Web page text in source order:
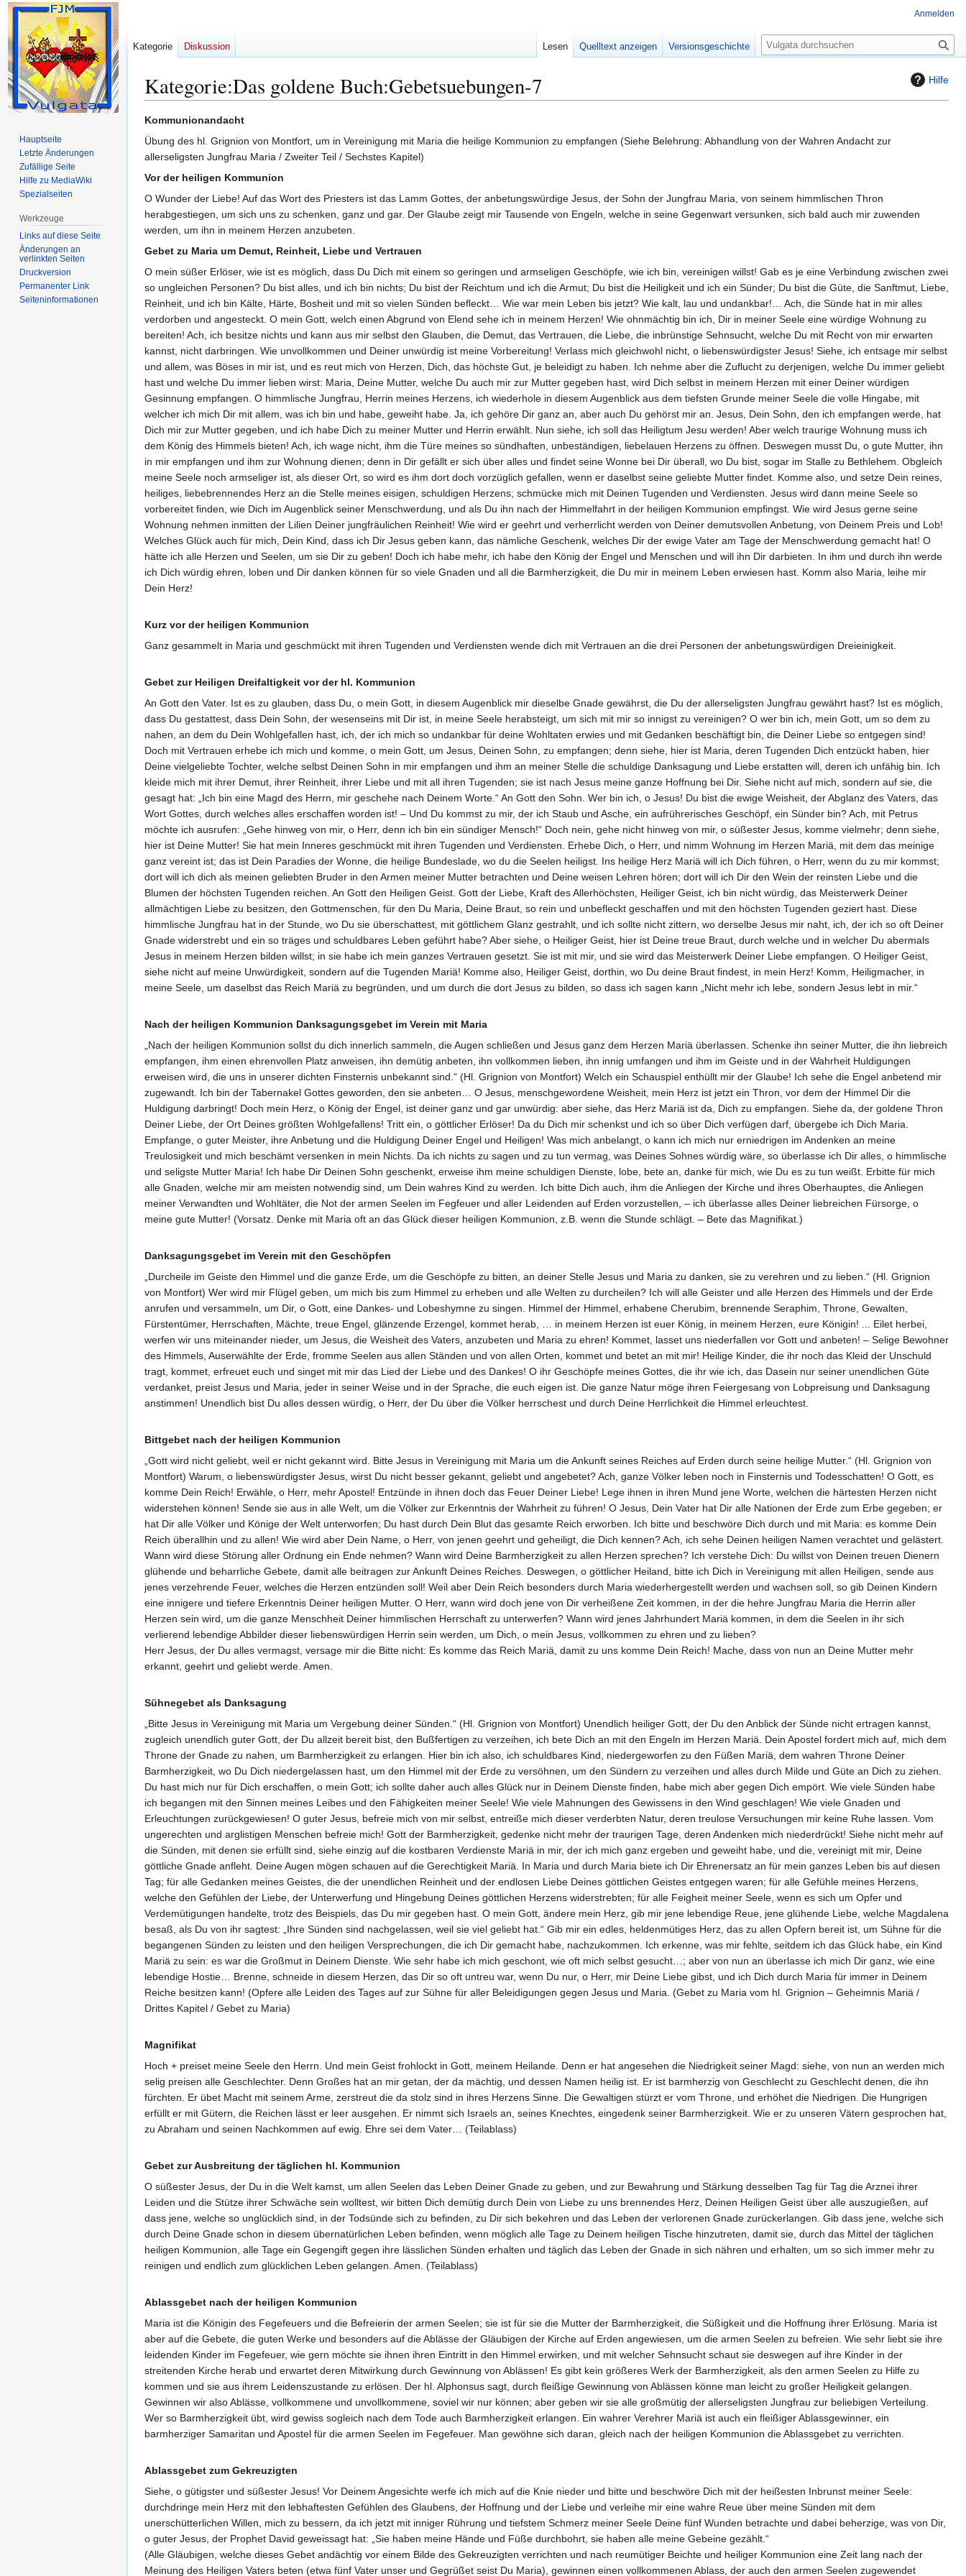
Hilfe
Kategorie:Das goldene Buch:Gebetsuebungen-7
Zur
Navigation
springen
Zur
Suche
springen
Kommunionandacht
Übung des hl. Grignion von Montfort, um in Vereinigung mit Maria die heilige Kommunion zu empfangen (Siehe Belehrung: Abhandlung von der Wahren Andacht zur
allerseligsten Jungfrau Maria / Zweiter Teil / Sechstes Kapitel)
Vor der heiligen Kommunion
O Wunder der Liebe! Auf das Wort des Priesters ist das Lamm Gottes, der anbetungswürdige Jesus, der Sohn der Jungfrau Maria, von seinem himmlischen Thron
herabgestiegen, um sich uns zu schenken, ganz und gar. Der Glaube zeigt mir Tausende von Engeln, welche in seine Gegenwart versunken, sich bald auch mir zuwenden
werden, um ihn in meinem Herzen anzubeten.
Gebet zu Maria um Demut, Reinheit, Liebe und Vertrauen
O mein süßer Erlöser, wie ist es möglich, dass Du Dich mit einem so geringen und armseligen Geschöpfe, wie ich bin, vereinigen willst! Gab es je eine Verbindung zwischen zwei
so ungleichen Personen? Du bist alles, und ich bin nichts; Du bist der Reichtum und ich die Armut; Du bist die Heiligkeit und ich ein Sünder; Du bist die Güte, die Sanftmut, Liebe,
Reinheit, und ich bin Kälte, Härte, Bosheit und mit so vielen Sünden befleckt… Wie war mein Leben bis jetzt? Wie kalt, lau und undankbar!… Ach, die Sünde hat in mir alles
verdorben und angesteckt. O mein Gott, welch einen Abgrund von Elend sehe ich in meinem Herzen! Wie ohnmächtig bin ich, Dir in meiner Seele eine würdige Wohnung zu
bereiten! Ach, ich besitze nichts und kann aus mir selbst den Glauben, die Demut, das Vertrauen, die Liebe, die inbrünstige Sehnsucht, welche Du mit Recht von mir erwarten
kannst, nicht darbringen. Wie unvollkommen und Deiner unwürdig ist meine Vorbereitung! Verlass mich gleichwohl nicht, o liebenswürdigster Jesus! Siehe, ich entsage mir selbst
und allem, was Böses in mir ist, und es reut mich von Herzen, Dich, das höchste Gut, je beleidigt zu haben. Ich nehme aber die Zuflucht zu derjenigen, welche Du immer geliebt
hast und welche Du immer lieben wirst: Maria, Deine Mutter, welche Du auch mir zur Mutter gegeben hast, wird Dich selbst in meinem Herzen mit einer Deiner würdigen
Gesinnung empfangen. O himmlische Jungfrau, Herrin meines Herzens, ich wiederhole in diesem Augenblick aus dem tiefsten Grunde meiner Seele die volle Hingabe, mit
welcher ich mich Dir mit allem, was ich bin und habe, geweiht habe. Ja, ich gehöre Dir ganz an, aber auch Du gehörst mir an. Jesus, Dein Sohn, den ich empfangen werde, hat
Dich mir zur Mutter gegeben, und ich habe Dich zu meiner Mutter und Herrin erwählt. Nun siehe, ich soll das Heiligtum Jesu werden! Aber welch traurige Wohnung muss ich
dem König des Himmels bieten! Ach, ich wage nicht, ihm die Türe meines so sündhaften, unbeständigen, liebelauen Herzens zu öffnen. Deswegen musst Du, o gute Mutter, ihn
in mir empfangen und ihm zur Wohnung dienen; denn in Dir gefällt er sich über alles und findet seine Wonne bei Dir überall, wo Du bist, sogar im Stalle zu Bethlehem. Obgleich
meine Seele noch armseliger ist, als dieser Ort, so wird es ihm dort doch vorzüglich gefallen, wenn er daselbst seine geliebte Mutter findet. Komme also, und setze Dein reines,
heiliges, liebebrennendes Herz an die Stelle meines eisigen, schuldigen Herzens; schmücke mich mit Deinen Tugenden und Verdiensten. Jesus wird dann meine Seele so
vorbereitet finden, wie Dich im Augenblick seiner Menschwerdung, und als Du ihn nach der Himmelfahrt in der heiligen Kommunion empfingst. Wie wird Jesus gerne seine
Wohnung nehmen inmitten der Lilien Deiner jungfräulichen Reinheit! Wie wird er geehrt und verherrlicht werden von Deiner demutsvollen Anbetung, von Deinem Preis und Lob!
Welches Glück auch für mich, Dein Kind, dass ich Dir Jesus geben kann, das nämliche Geschenk, welches Dir der ewige Vater am Tage der Menschwerdung gemacht hat! O
hätte ich alle Herzen und Seelen, um sie Dir zu geben! Doch ich habe mehr, ich habe den König der Engel und Menschen und will ihn Dir darbieten. In ihm und durch ihn werde
ich Dich würdig ehren, loben und Dir danken können für so viele Gnaden und all die Barmherzigkeit, die Du mir in meinem Leben erwiesen hast. Komm also Maria, leihe mir
Dein Herz!
Kurz vor der heiligen Kommunion
Ganz gesammelt in Maria und geschmückt mit ihren Tugenden und Verdiensten wende dich mit Vertrauen an die drei Personen der anbetungswürdigen Dreieinigkeit.
Gebet zur Heiligen Dreifaltigkeit vor der hl. Kommunion
An Gott den Vater. Ist es zu glauben, dass Du, o mein Gott, in diesem Augenblick mir dieselbe Gnade gewährst, die Du der allerseligsten Jungfrau gewährt hast? Ist es möglich,
dass Du gestattest, dass Dein Sohn, der wesenseins mit Dir ist, in meine Seele herabsteigt, um sich mit mir so innigst zu vereinigen? O wer bin ich, mein Gott, um so dem zu
nahen, an dem du Dein Wohlgefallen hast, ich, der ich mich so undankbar für deine Wohltaten erwies und mit Gedanken beschäftigt bin, die Deiner Liebe so entgegen sind!
Doch mit Vertrauen erhebe ich mich und komme, o mein Gott, um Jesus, Deinen Sohn, zu empfangen; denn siehe, hier ist Maria, deren Tugenden Dich entzückt haben, hier
Deine vielgeliebte Tochter, welche selbst Deinen Sohn in mir empfangen und ihm an meiner Stelle die schuldige Danksagung und Liebe erstatten will, deren ich unfähig bin. Ich
kleide mich mit ihrer Demut, ihrer Reinheit, ihrer Liebe und mit all ihren Tugenden; sie ist nach Jesus meine ganze Hoffnung bei Dir. Siehe nicht auf mich, sondern auf sie, die
gesagt hat: „Ich bin eine Magd des Herrn, mir geschehe nach Deinem Worte.“ An Gott den Sohn. Wer bin ich, o Jesus! Du bist die ewige Weisheit, der Abglanz des Vaters, das
Wort Gottes, durch welches alles erschaffen worden ist! – Und Du kommst zu mir, der ich Staub und Asche, ein aufrührerisches Geschöpf, ein Sünder bin? Ach, mit Petrus
möchte ich ausrufen: „Gehe hinweg von mir, o Herr, denn ich bin ein sündiger Mensch!“ Doch nein, gehe nicht hinweg von mir, o süßester Jesus, komme vielmehr; denn siehe,
hier ist Deine Mutter! Sie hat mein Inneres geschmückt mit ihren Tugenden und Verdiensten. Erhebe Dich, o Herr, und nimm Wohnung im Herzen Mariä, mit dem das meinige
ganz vereint ist; das ist Dein Paradies der Wonne, die heilige Bundeslade, wo du die Seelen heiligst. Ins heilige Herz Mariä will ich Dich führen, o Herr, wenn du zu mir kommst;
dort will ich dich als meinen geliebten Bruder in den Armen meiner Mutter betrachten und Deine weisen Lehren hören; dort will ich Dir den Wein der reinsten Liebe und die
Blumen der höchsten Tugenden reichen. An Gott den Heiligen Geist. Gott der Liebe, Kraft des Allerhöchsten, Heiliger Geist, ich bin nicht würdig, das Meisterwerk Deiner
allmächtigen Liebe zu besitzen, den Gottmenschen, für den Du Maria, Deine Braut, so rein und unbefleckt geschaffen und mit den höchsten Tugenden geziert hast. Diese
himmlische Jungfrau hat in der Stunde, wo Du sie überschattest, mit göttlichem Glanz gestrahlt, und ich sollte nicht zittern, wo derselbe Jesus mir naht, ich, der ich so oft Deiner
Gnade widerstrebt und ein so träges und schuldbares Leben geführt habe? Aber siehe, o Heiliger Geist, hier ist Deine treue Braut, durch welche und in welcher Du abermals
Jesus in meinem Herzen bilden willst; in sie habe ich mein ganzes Vertrauen gesetzt. Sie ist mit mir, und sie wird das Meisterwerk Deiner Liebe empfangen. O Heiliger Geist,
siehe nicht auf meine Unwürdigkeit, sondern auf die Tugenden Mariä! Komme also, Heiliger Geist, dorthin, wo Du deine Braut findest, in mein Herz! Komm, Heiligmacher, in
meine Seele, um daselbst das Reich Mariä zu begründen, und um durch die dort Jesus zu bilden, so dass ich sagen kann „Nicht mehr ich lebe, sondern Jesus lebt in mir.“
Nach der heiligen Kommunion Danksagungsgebet im Verein mit Maria
„Nach der heiligen Kommunion sollst du dich innerlich sammeln, die Augen schließen und Jesus ganz dem Herzen Mariä überlassen. Schenke ihn seiner Mutter, die ihn liebreich
empfangen, ihm einen ehrenvollen Platz anweisen, ihn demütig anbeten, ihn vollkommen lieben, ihn innig umfangen und ihm im Geiste und in der Wahrheit Huldigungen
erweisen wird, die uns in unserer dichten Finsternis unbekannt sind.“ (Hl. Grignion von Montfort) Welch ein Schauspiel enthüllt mir der Glaube! Ich sehe die Engel anbetend mir
zugewandt. Ich bin der Tabernakel Gottes geworden, den sie anbeten… O Jesus, menschgewordene Weisheit, mein Herz ist jetzt ein Thron, vor dem der Himmel Dir die
Huldigung darbringt! Doch mein Herz, o König der Engel, ist deiner ganz und gar unwürdig: aber siehe, das Herz Mariä ist da, Dich zu empfangen. Siehe da, der goldene Thron
Deiner Liebe, der Ort Deines größten Wohlgefallens! Tritt ein, o göttlicher Erlöser! Da du Dich mir schenkst und ich so über Dich verfügen darf, übergebe ich Dich Maria.
Empfange, o guter Meister, ihre Anbetung und die Huldigung Deiner Engel und Heiligen! Was mich anbelangt, o kann ich mich nur erniedrigen im Andenken an meine
Treulosigkeit und mich beschämt versenken in mein Nichts. Da ich nichts zu sagen und zu tun vermag, was Deines Sohnes würdig wäre, so überlasse ich Dir alles, o himmlische
und seligste Mutter Maria! Ich habe Dir Deinen Sohn geschenkt, erweise ihm meine schuldigen Dienste, lobe, bete an, danke für mich, wie Du es zu tun weißt. Erbitte für mich
alle Gnaden, welche mir am meisten notwendig sind, um Dein wahres Kind zu werden. Ich bitte Dich auch, ihm die Anliegen der Kirche und ihres Oberhauptes, die Anliegen
meiner Verwandten und Wohltäter, die Not der armen Seelen im Fegfeuer und aller Leidenden auf Erden vorzustellen, – ich überlasse alles Deiner liebreichen Fürsorge, o
meine gute Mutter! (Vorsatz. Denke mit Maria oft an das Glück dieser heiligen Kommunion, z.B. wenn die Stunde schlägt. – Bete das Magnifikat.)
Danksagungsgebet im Verein mit den Geschöpfen
„Durcheile im Geiste den Himmel und die ganze Erde, um die Geschöpfe zu bitten, an deiner Stelle Jesus und Maria zu danken, sie zu verehren und zu lieben.“ (Hl. Grignion
von Montfort) Wer wird mir Flügel geben, um mich bis zum Himmel zu erheben und alle Welten zu durcheilen? Ich will alle Geister und alle Herzen des Himmels und der Erde
anrufen und versammeln, um Dir, o Gott, eine Dankes- und Lobeshymne zu singen. Himmel der Himmel, erhabene Cherubim, brennende Seraphim, Throne, Gewalten,
Fürstentümer, Herrschaften, Mächte, treue Engel, glänzende Erzengel, kommet herab, … in meinem Herzen ist euer König, in meinem Herzen, eure Königin! ... Eilet herbei,
werfen wir uns miteinander nieder, um Jesus, die Weisheit des Vaters, anzubeten und Maria zu ehren! Kommet, lasset uns niederfallen vor Gott und anbeten! – Selige Bewohner
des Himmels, Auserwählte der Erde, fromme Seelen aus allen Ständen und von allen Orten, kommet und betet an mit mir! Heilige Kinder, die ihr noch das Kleid der Unschuld
tragt, kommet, erfreuet euch und singet mit mir das Lied der Liebe und des Dankes! O ihr Geschöpfe meines Gottes, die ihr wie ich, das Dasein nur seiner unendlichen Güte
verdanket, preist Jesus und Maria, jeder in seiner Weise und in der Sprache, die euch eigen ist. Die ganze Natur möge ihren Feiergesang von Lobpreisung und Danksagung
anstimmen! Unendlich bist Du alles dessen würdig, o Herr, der Du über die Völker herrschest und durch Deine Herrlichkeit die Himmel erleuchtest.
Bittgebet nach der heiligen Kommunion
„Gott wird nicht geliebt, weil er nicht gekannt wird. Bitte Jesus in Vereinigung mit Maria um die Ankunft seines Reiches auf Erden durch seine heilige Mutter.“ (Hl. Grignion von
Montfort) Warum, o liebenswürdigster Jesus, wirst Du nicht besser gekannt, geliebt und angebetet? Ach, ganze Völker leben noch in Finsternis und Todesschatten! O Gott, es
komme Dein Reich! Erwähle, o Herr, mehr Apostel! Entzünde in ihnen doch das Feuer Deiner Liebe! Lege ihnen in ihren Mund jene Worte, welchen die härtesten Herzen nicht
widerstehen können! Sende sie aus in alle Welt, um die Völker zur Erkenntnis der Wahrheit zu führen! O Jesus, Dein Vater hat Dir alle Nationen der Erde zum Erbe gegeben; er
hat Dir alle Völker und Könige der Welt unterworfen; Du hast durch Dein Blut das gesamte Reich erworben. Ich bitte und beschwöre Dich durch und mit Maria: es komme Dein
Reich überallhin und zu allen! Wie wird aber Dein Name, o Herr, von jenen geehrt und geheiligt, die Dich kennen? Ach, ich sehe Deinen heiligen Namen verachtet und gelästert.
Wann wird diese Störung aller Ordnung ein Ende nehmen? Wann wird Deine Barmherzigkeit zu allen Herzen sprechen? Ich verstehe Dich: Du willst von Deinen treuen Dienern
glühende und beharrliche Gebete, damit alle beitragen zur Ankunft Deines Reiches. Deswegen, o göttlicher Heiland, bitte ich Dich in Vereinigung mit allen Heiligen, sende aus
jenes verzehrende Feuer, welches die Herzen entzünden soll! Weil aber Dein Reich besonders durch Maria wiederhergestellt werden und wachsen soll, so gib Deinen Kindern
eine innigere und tiefere Erkenntnis Deiner heiligen Mutter. O Herr, wann wird doch jene von Dir verheißene Zeit kommen, in der die hehre Jungfrau Maria die Herrin aller
Herzen sein wird, um die ganze Menschheit Deiner himmlischen Herrschaft zu unterwerfen? Wann wird jenes Jahrhundert Mariä kommen, in dem die Seelen in ihr sich
verlierend lebendige Abbilder dieser liebenswürdigen Herrin sein werden, um Dich, o mein Jesus, vollkommen zu ehren und zu lieben?
Herr Jesus, der Du alles vermagst, versage mir die Bitte nicht: Es komme das Reich Mariä, damit zu uns komme Dein Reich! Mache, dass von nun an Deine Mutter mehr
erkannt, geehrt und geliebt werde. Amen.
Sühnegebet als Danksagung
„Bitte Jesus in Vereinigung mit Maria um Vergebung deiner Sünden.“ (Hl. Grignion von Montfort) Unendlich heiliger Gott, der Du den Anblick der Sünde nicht ertragen kannst,
zugleich unendlich guter Gott, der Du allzeit bereit bist, den Bußfertigen zu verzeihen, ich bete Dich an mit den Engeln im Herzen Mariä. Dein Apostel fordert mich auf, mich dem
Throne der Gnade zu nahen, um Barmherzigkeit zu erlangen. Hier bin ich also, ich schuldbares Kind, niedergeworfen zu den Füßen Mariä, dem wahren Throne Deiner
Barmherzigkeit, wo Du Dich niedergelassen hast, um den Himmel mit der Erde zu versöhnen, um den Sündern zu verzeihen und alles durch Milde und Güte an Dich zu ziehen.
Du hast mich nur für Dich erschaffen, o mein Gott; ich sollte daher auch alles Glück nur in Deinem Dienste finden, habe mich aber gegen Dich empört. Wie viele Sünden habe
ich begangen mit den Sinnen meines Leibes und den Fähigkeiten meiner Seele! Wie viele Mahnungen des Gewissens in den Wind geschlagen! Wie viele Gnaden und
Erleuchtungen zurückgewiesen! O guter Jesus, befreie mich von mir selbst, entreiße mich dieser verderbten Natur, deren treulose Versuchungen mir keine Ruhe lassen. Vom
ungerechten und arglistigen Menschen befreie mich! Gott der Barmherzigkeit, gedenke nicht mehr der traurigen Tage, deren Andenken mich niederdrückt! Siehe nicht mehr auf
die Sünden, mit denen sie erfüllt sind, siehe einzig auf die kostbaren Verdienste Mariä in mir, der ich mich ganz ergeben und geweiht habe, und die, vereinigt mit mir, Deine
göttliche Gnade anfleht. Deine Augen mögen schauen auf die Gerechtigkeit Mariä. In Maria und durch Maria biete ich Dir Ehrenersatz an für mein ganzes Leben bis auf diesen
Tag; für alle Gedanken meines Geistes, die der unendlichen Reinheit und der endlosen Liebe Deines göttlichen Geistes entgegen waren; für alle Gefühle meines Herzens,
welche den Gefühlen der Liebe, der Unterwerfung und Hingebung Deines göttlichen Herzens widerstrebten; für alle Feigheit meiner Seele, wenn es sich um Opfer und
Verdemütigungen handelte, trotz des Beispiels, das Du mir gegeben hast. O mein Gott, ändere mein Herz, gib mir jene lebendige Reue, jene glühende Liebe, welche Magdalena
besaß, als Du von ihr sagtest: „Ihre Sünden sind nachgelassen, weil sie viel geliebt hat.“ Gib mir ein edles, heldenmütiges Herz, das zu allen Opfern bereit ist, um Sühne für die
begangenen Sünden zu leisten und den heiligen Versprechungen, die ich Dir gemacht habe, nachzukommen. Ich erkenne, was mir fehlte, seitdem ich das Glück habe, ein Kind
Mariä zu sein: es war die Großmut in Deinem Dienste. Wie sehr habe ich mich geschont, wie oft mich selbst gesucht…; aber von nun an überlasse ich mich Dir ganz, wie eine
lebendige Hostie… Brenne, schneide in diesem Herzen, das Dir so oft untreu war, wenn Du nur, o Herr, mir Deine Liebe gibst, und ich Dich durch Maria für immer in Deinem
Reiche besitzen kann! (Opfere alle Leiden des Tages auf zur Sühne für aller Beleidigungen gegen Jesus und Maria. (Gebet zu Maria vom hl. Grignion – Geheimnis Mariä /
Drittes Kapitel / Gebet zu Maria)
Magnifikat
Hoch + preiset meine Seele den Herrn. Und mein Geist frohlockt in Gott, meinem Heilande. Denn er hat angesehen die Niedrigkeit seiner Magd: siehe, von nun an werden mich
selig preisen alle Geschlechter. Denn Großes hat an mir getan, der da mächtig, und dessen Namen heilig ist. Er ist barmherzig von Geschlecht zu Geschlecht denen, die ihn
fürchten. Er übet Macht mit seinem Arme, zerstreut die da stolz sind in ihres Herzens Sinne. Die Gewaltigen stürzt er vom Throne, und erhöhet die Niedrigen. Die Hungrigen
erfüllt er mit Gütern, die Reichen lässt er leer ausgehen. Er nimmt sich Israels an, seines Knechtes, eingedenk seiner Barmherzigkeit. Wie er zu unseren Vätern gesprochen hat,
zu Abraham und seinen Nachkommen auf ewig. Ehre sei dem Vater… (Teilablass)
Gebet zur Ausbreitung der täglichen hl. Kommunion
O süßester Jesus, der Du in die Welt kamst, um allen Seelen das Leben Deiner Gnade zu geben, und zur Bewahrung und Stärkung desselben Tag für Tag die Arznei ihrer
Leiden und die Stütze ihrer Schwäche sein wolltest, wir bitten Dich demütig durch Dein von Liebe zu uns brennendes Herz, Deinen Heiligen Geist über alle auszugießen, auf
dass jene, welche so unglücklich sind, in der Todsünde sich zu befinden, zu Dir sich bekehren und das Leben der verlorenen Gnade zurückerlangen. Gib dass jene, welche sich
durch Deine Gnade schon in diesem übernatürlichen Leben befinden, wenn möglich alle Tage zu Deinem heiligen Tische hinzutreten, damit sie, durch das Mittel der täglichen
heiligen Kommunion, alle Tage ein Gegengift gegen ihre lässlichen Sünden erhalten und täglich das Leben der Gnade in sich nähren und erhalten, um so sich immer mehr zu
reinigen und endlich zum glücklichen Leben gelangen. Amen. (Teilablass)
Ablassgebet nach der heiligen Kommunion
Maria ist die Königin des Fegefeuers und die Befreierin der armen Seelen; sie ist für sie die Mutter der Barmherzigkeit, die Süßigkeit und die Hoffnung ihrer Erlösung. Maria ist
aber auf die Gebete, die guten Werke und besonders auf die Ablässe der Gläubigen der Kirche auf Erden angewiesen, um die armen Seelen zu befreien. Wie sehr liebt sie ihre
leidenden Kinder im Fegefeuer, wie gern möchte sie ihnen ihren Eintritt in den Himmel erwirken, und mit welcher Sehnsucht schaut sie deswegen auf ihre Kinder in der
streitenden Kirche herab und erwartet deren Mitwirkung durch Gewinnung von Ablässen! Es gibt kein größeres Werk der Barmherzigkeit, als den armen Seelen zu Hilfe zu
kommen und sie aus ihrem Leidenszustande zu erlösen. Der hl. Alphonsus sagt, durch fleißige Gewinnung von Ablässen könne man leicht zu großer Heiligkeit gelangen.
Gewinnen wir also Ablässe, vollkommene und unvollkommene, soviel wir nur können; aber geben wir sie alle großmütig der allerseligsten Jungfrau zur beliebigen Verteilung.
Wer so Barmherzigkeit übt, wird gewiss sogleich nach dem Tode auch Barmherzigkeit erlangen. Ein wahrer Verehrer Mariä ist auch ein fleißiger Ablassgewinner, ein
barmherziger Samaritan und Apostel für die armen Seelen im Fegefeuer. Man gewöhne sich daran, gleich nach der heiligen Kommunion die Ablassgebet zu verrichten.
Ablassgebet zum Gekreuzigten
Siehe, o gütigster und süßester Jesus! Vor Deinem Angesichte werfe ich mich auf die Knie nieder und bitte und beschwöre Dich mit der heißesten Inbrunst meiner Seele:
durchdringe mein Herz mit den lebhaftesten Gefühlen des Glaubens, der Hoffnung und der Liebe und verleihe mir eine wahre Reue über meine Sünden mit dem
unerschütterlichen Willen, mich zu bessern, da ich jetzt mit inniger Rührung und tiefstem Schmerz meiner Seele Deine fünf Wunden betrachte und dabei beherzige, was von Dir,
o guter Jesus, der Prophet David geweissagt hat: „Sie haben meine Hände und Füße durchbohrt, sie haben alle meine Gebeine gezählt.“
(Alle Gläubigen, welche dieses Gebet andächtig vor einem Bilde des Gekreuzigten verrichten und nach reumütiger Beichte und heiliger Kommunion eine Zeit lang nach der
Meinung des Heiligen Vaters beten (etwa fünf Vater unser und Gegrüßet seist Du Maria), gewinnen einen vollkommenen Ablass, der auch den armen Seelen zugewendet
Anmelden
Kategorie Diskussion Lesen Quelltext anzeigen Versionsgeschichte
S
u
e
Hauptseite
Letzte Änderungen
Zufällige Seite
Hilfe zu MediaWiki
Spezialseiten
Werkzeuge
Links auf diese Seite
Änderungen an
verlinkten Seiten
Druckversion
Permanenter Link
Seiten­­informationen